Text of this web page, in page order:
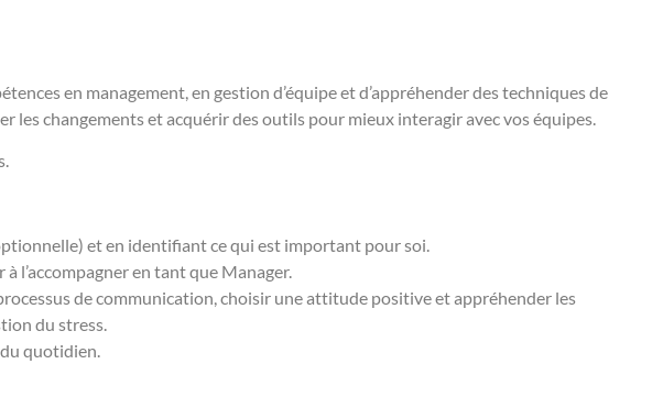
en management, en gestion d’équipe et d’appréhender des techniques de
changements et acquérir des outils pour mieux interagir avec vos équipes.
et en identifiant ce qui est important pour soi.
l’accompagner en tant que Manager.
de communication, choisir une attitude positive et appréhender les
du stress.
quotidien.